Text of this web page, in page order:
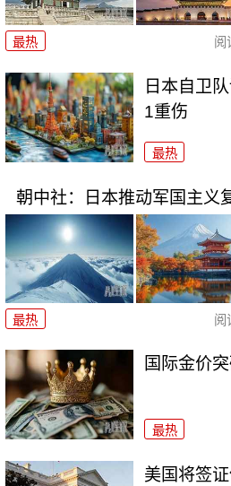
最热 阅
日本自卫
1重伤
最热
朝中社：日本推动军国主义
最热 阅
国际金价
最热
美国将签